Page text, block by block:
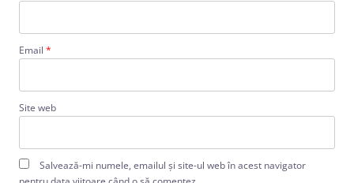
Email *
Site web
Salvează-mi numele, emailul și site-ul web în acest navigator